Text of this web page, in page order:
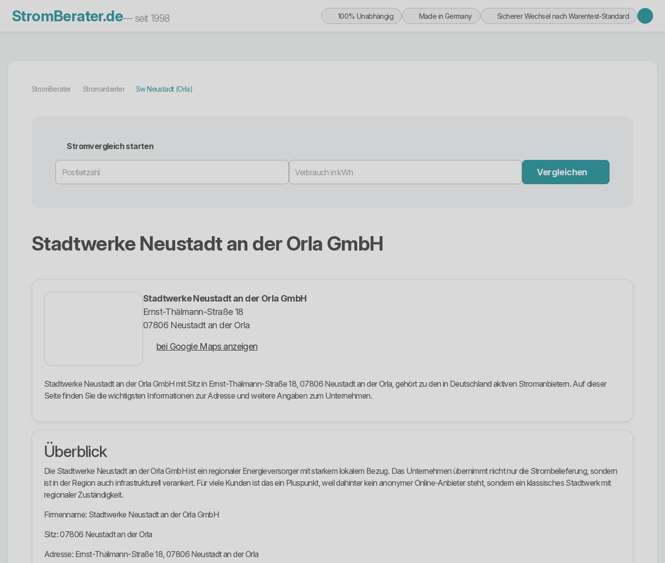
StromBerater.de— seit 1998 100% Unabhängig Made in Germany Sicherer Wechsel nach Warentest-Standard
StromBerater Stromanbieter Sw Neustadt (Orla)
Stromvergleich starten
Vergleichen
Stadtwerke Neustadt an der Orla GmbH
Stadtwerke Neustadt an der Orla GmbH
Ernst-Thälmann-Straße 18
07806 Neustadt an der Orla
bei Google Maps anzeigen
Stadtwerke Neustadt an der Orla GmbH mit Sitz in Ernst-Thälmann-Straße 18, 07806 Neustadt an der Orla, gehört zu den in Deutschland aktiven Stromanbietern. Auf dieser
Seite finden Sie die wichtigsten Informationen zur Adresse und weitere Angaben zum Unternehmen.
Überblick
Die Stadtwerke Neustadt an der Orla GmbH ist ein regionaler Energieversorger mit starkem lokalem Bezug. Das Unternehmen übernimmt nicht nur die Strombelieferung, sondern
ist in der Region auch infrastrukturell verankert. Für viele Kunden ist das ein Pluspunkt, weil dahinter kein anonymer Online-Anbieter steht, sondern ein klassisches Stadtwerk mit
regionaler Zuständigkeit.
Firmenname: Stadtwerke Neustadt an der Orla GmbH
Sitz: 07806 Neustadt an der Orla
Adresse: Ernst-Thälmann-Straße 18, 07806 Neustadt an der Orla